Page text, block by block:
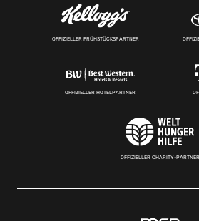
OFFIZIELLER FRÜHSTÜCKSPARTNER
OFFIZIELLER HOTELPARTNER
OFFIZIELLER CHARITY-PARTNER